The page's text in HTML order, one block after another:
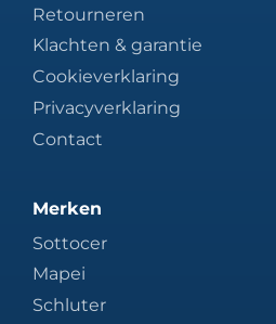
Retourneren
Klachten & garantie
Cookieverklaring
Privacyverklaring
Contact
Merken
Sottocer
Mapei
Schluter